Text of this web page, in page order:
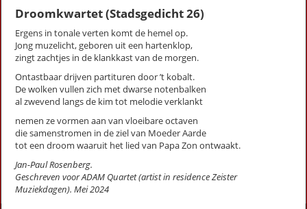
Droomkwartet (Stadsgedicht 26)
Expositie (stadsgedicht 29)
Fietser met ringslang (Stadsgedicht 36)
Galgenveld (Stadsgedicht 59)
Gedroomde grond (Stadsgedicht 53)
Grafheuvel (Stadsgedicht 14)
Heidestein (Stadsgedicht 47)
Herdenking (stadsgedicht 12)
«First‹Previous
1 2
Droomkwartet (Stadsgedicht 26)
Ergens in tonale verten komt de hemel op.
Jong muzelicht, geboren uit een hartenklop,
zingt zachtjes in de klankkast van de morgen.
Ontastbaar drijven partituren door ’t kobalt.
De wolken vullen zich met dwarse notenbalken
al zwevend langs de kim tot melodie verklankt
nemen ze vormen aan van vloeibare octaven
die samenstromen in de ziel van Moeder Aarde
tot een droom waaruit het lied van Papa Zon ontwaakt.
Jan-Paul Rosenberg.
Geschreven voor ADAM Quartet (artist in residence Zeister
Muziekdagen). Mei 2024